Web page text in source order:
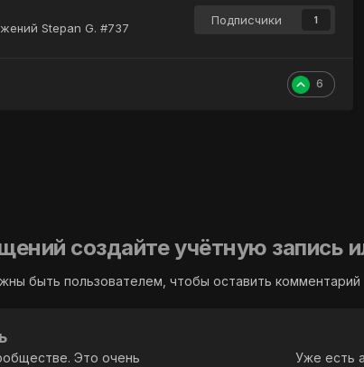
Stepan G. #737
Подписчики 1
6
создайте учётную запись
быть пользователем, чтобы оставить комментарий
Это очень Уже есть